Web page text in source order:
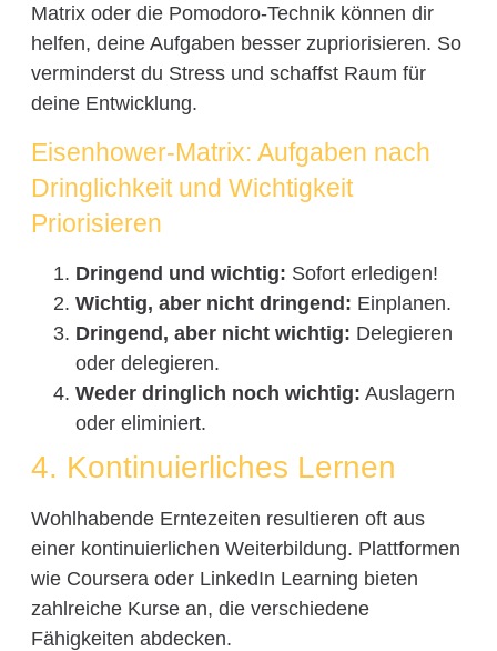
Matrix oder die Pomodoro-Technik können dir
helfen, deine Aufgaben besser zupriorisieren. So
verminderst du Stress und schaffst Raum für
deine Entwicklung.
Eisenhower-Matrix: Aufgaben nach
Dringlichkeit und Wichtigkeit
Priorisieren
Dringend und wichtig: Sofort erledigen!
Wichtig, aber nicht dringend: Einplanen.
Dringend, aber nicht wichtig: Delegieren
oder delegieren.
Weder dringlich noch wichtig: Auslagern
oder eliminiert.
4. Kontinuierliches Lernen
Wohlhabende Erntezeiten resultieren oft aus
einer kontinuierlichen Weiterbildung. Plattformen
wie Coursera oder LinkedIn Learning bieten
zahlreiche Kurse an, die verschiedene
Fähigkeiten abdecken.